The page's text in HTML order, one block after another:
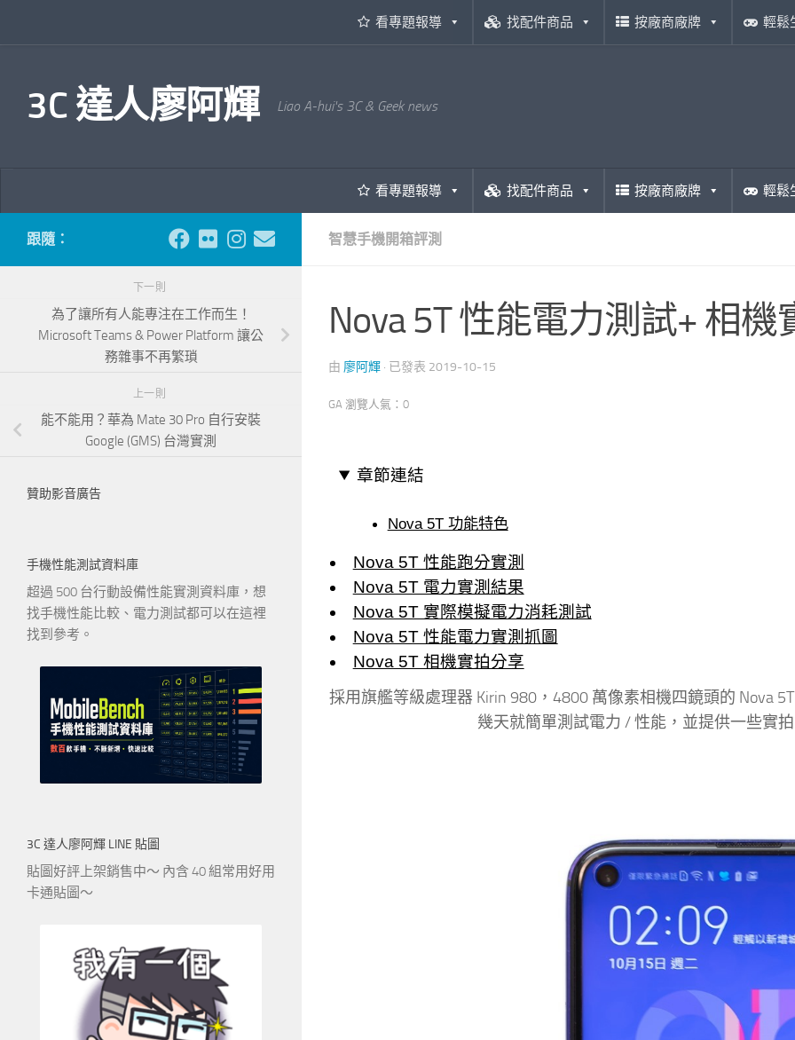
看專題報導 找配件商品 按廠商廠牌 輕鬆
3C 達人廖阿輝 Liao A-hui's 3C & Geek news
看專題報導 找配件商品 按廠商廠牌 輕鬆
智慧手機開箱評測
Nova 5T 性能電力測試+ 相機
由 廖阿輝 · 已發表 2019-10-15
GA 瀏覽人氣：0
章節連結
Nova 5T 功能特色
Nova 5T 性能跑分實測
Nova 5T 電力實測結果
Nova 5T 實際模擬電力消耗測試
Nova 5T 性能電力實測抓圖
Nova 5T 相機實拍分享
採用旗艦等級處理器 Kirin 980，4800 萬像素相機四鏡頭的 Nova
幾天就簡單測試電力 / 性能，並提供一些實
跟隨：
下一則
為了讓所有人能專注在工作而生！
Microsoft Teams & Power Platform 讓公
務雜事不再繁瑣
上一則
能不能用？華為 Mate 30 Pro 自行安裝
Google (GMS) 台灣實測
贊助影音廣告
手機性能測試資料庫
超過 500 台行動設備性能實測資料庫，想
找手機性能比較、電力測試都可以在這裡
找到參考。
3C 達人廖阿輝 LINE 貼圖
貼圖好評上架銷售中～ 內含 40 組常用好用
卡通貼圖～